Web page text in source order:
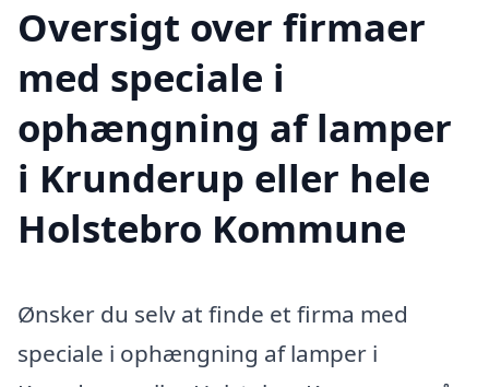
Oversigt over firmaer
med speciale i
ophængning af lamper
i Krunderup eller hele
Holstebro Kommune
Ønsker du selv at finde et firma med
speciale i ophængning af lamper i